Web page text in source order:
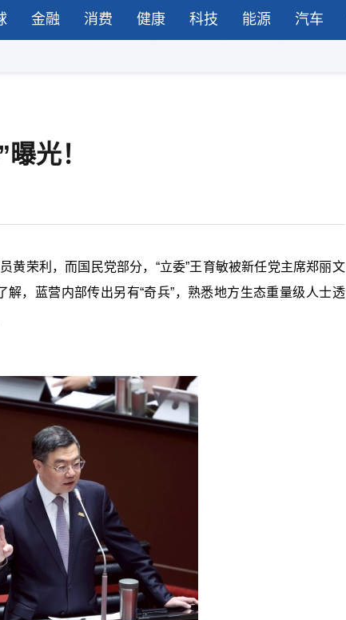
金融 消费 健康 科技 能源 汽车
光！
黄荣利，而国民党部分，“立委”王育敏被新任党主席郑丽文
，蓝营内部传出另有“奇兵”，熟悉地方生态重量级人士透